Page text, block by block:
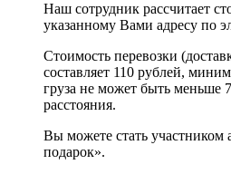
Наш сотрудник рассчитает
указанному Вами адресу по
Стоимость перевозки
составляет 110 рублей,
груза не может быть меньше
расстояния.
Вы можете стать
подарок».